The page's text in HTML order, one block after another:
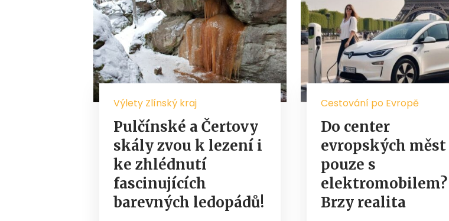
Výlety Zlínský kraj
Pulčínské a Čertovy
skály zvou k lezení i
ke zhlédnutí
fascinujících
barevných ledopádů!
Cestování po Evropě
Do center
evropských měst
pouze s
elektromobilem?
Brzy realita